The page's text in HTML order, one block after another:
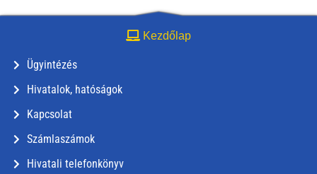
Kezdőlap
Ügyintézés
Hivatalok, hatóságok
Kapcsolat
Számlaszámok
Hivatali telefonkönyv